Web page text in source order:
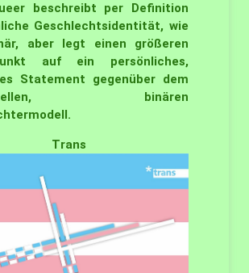
beschreibt per Definition
Geschlechtsidentität, wie
aber legt einen größeren
auf ein persönliches,
Statement gegenüber dem
binären
Trans